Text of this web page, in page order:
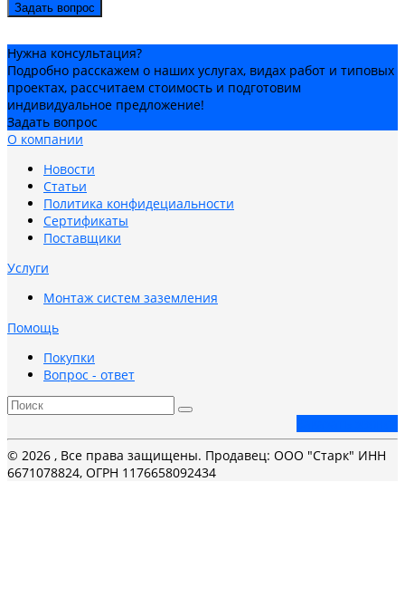
Задать вопрос
Нужна консультация?
Подробно расскажем о наших услугах, видах работ и типовых
проектах, рассчитаем стоимость и подготовим
индивидуальное предложение!
Задать вопрос
О компании
Новости
Статьи
Политика конфидециальности
Сертификаты
Поставщики
Услуги
Монтаж систем заземления
Помощь
Покупки
Вопрос - ответ
© 2026 , Все права защищены. Продавец: ООО "Старк" ИНН
6671078824, ОГРН 1176658092434